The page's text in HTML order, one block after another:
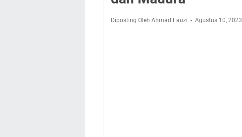
Diposting Oleh Ahmad Fauzi Agustus 10, 2023